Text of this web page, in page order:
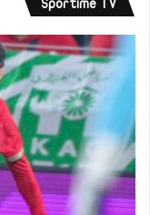
Sportime TV